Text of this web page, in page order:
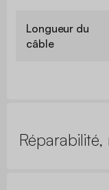
Longueur du
câble